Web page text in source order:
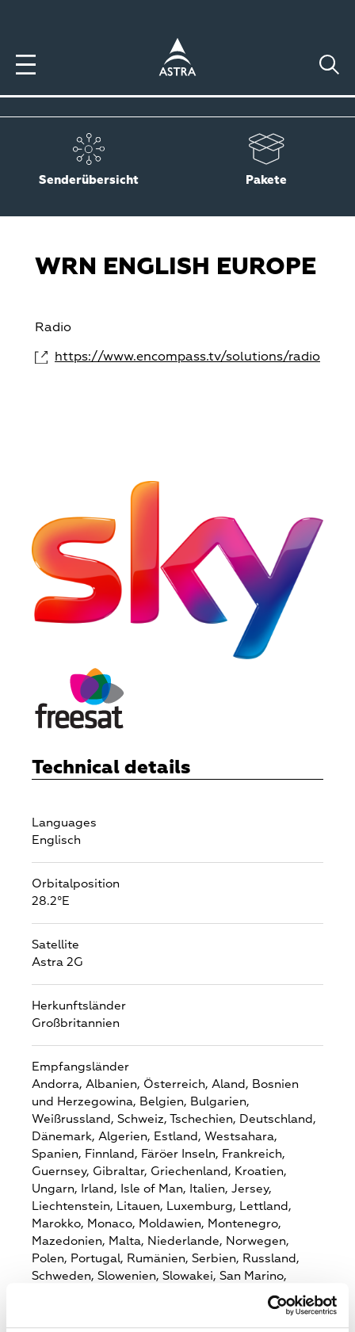
Senderübersicht Pakete
WRN ENGLISH EUROPE
Radio
https://www.encompass.tv/solutions/radio
Technical details
Languages
Englisch
Orbitalposition
28.2°E
Satellite
Astra 2G
Herkunftsländer
Großbritannien
Empfangsländer
Andorra, Albanien, Österreich, Aland, Bosnien
und Herzegowina, Belgien, Bulgarien,
Weißrussland, Schweiz, Tschechien, Deutschland,
Dänemark, Algerien, Estland, Westsahara,
Spanien, Finnland, Färöer Inseln, Frankreich,
Guernsey, Gibraltar, Griechenland, Kroatien,
Ungarn,
Irland, Isle of Man, Italien, Jersey,
Liechtenstein, Litauen, Luxemburg, Lettland,
Marokko, Monaco, Moldawien, Montenegro,
Mazedonien, Malta, Niederlande, Norwegen,
Polen, Portugal, Rumänien, Serbien, Russland,
Schweden, Slowenien, Slowakei, San Marino,
Vatikanstadt